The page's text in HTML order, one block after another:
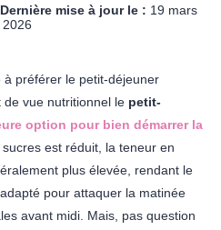
Dernière mise à jour le : 19 mars
2026
préférer le petit-déjeuner
de vue nutritionnel le petit-
option pour bien démarrer la
sucres est réduit, la teneur en
plus élevée, rendant le
pour attaquer la matinée
avant midi. Mais, pas question